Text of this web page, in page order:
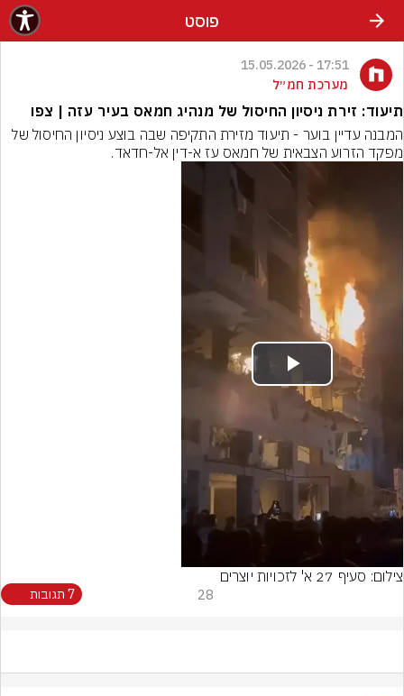
פוסט
17:51 - 15.05.2026
מערכת חמ״ל
תיעוד: זירת ניסיון החיסול של מנהיג חמאס בעיר עזה | צפו
המבנה עדיין בוער - תיעוד מזירת התקיפה שבה בוצע ניסיון החיסול של
מפקד הזרוע הצבאית של חמאס עז א-דין אל-חדאד.
Play
Video
צילום: סעיף 27 א' לזכויות יוצרים
28 7 תגובות